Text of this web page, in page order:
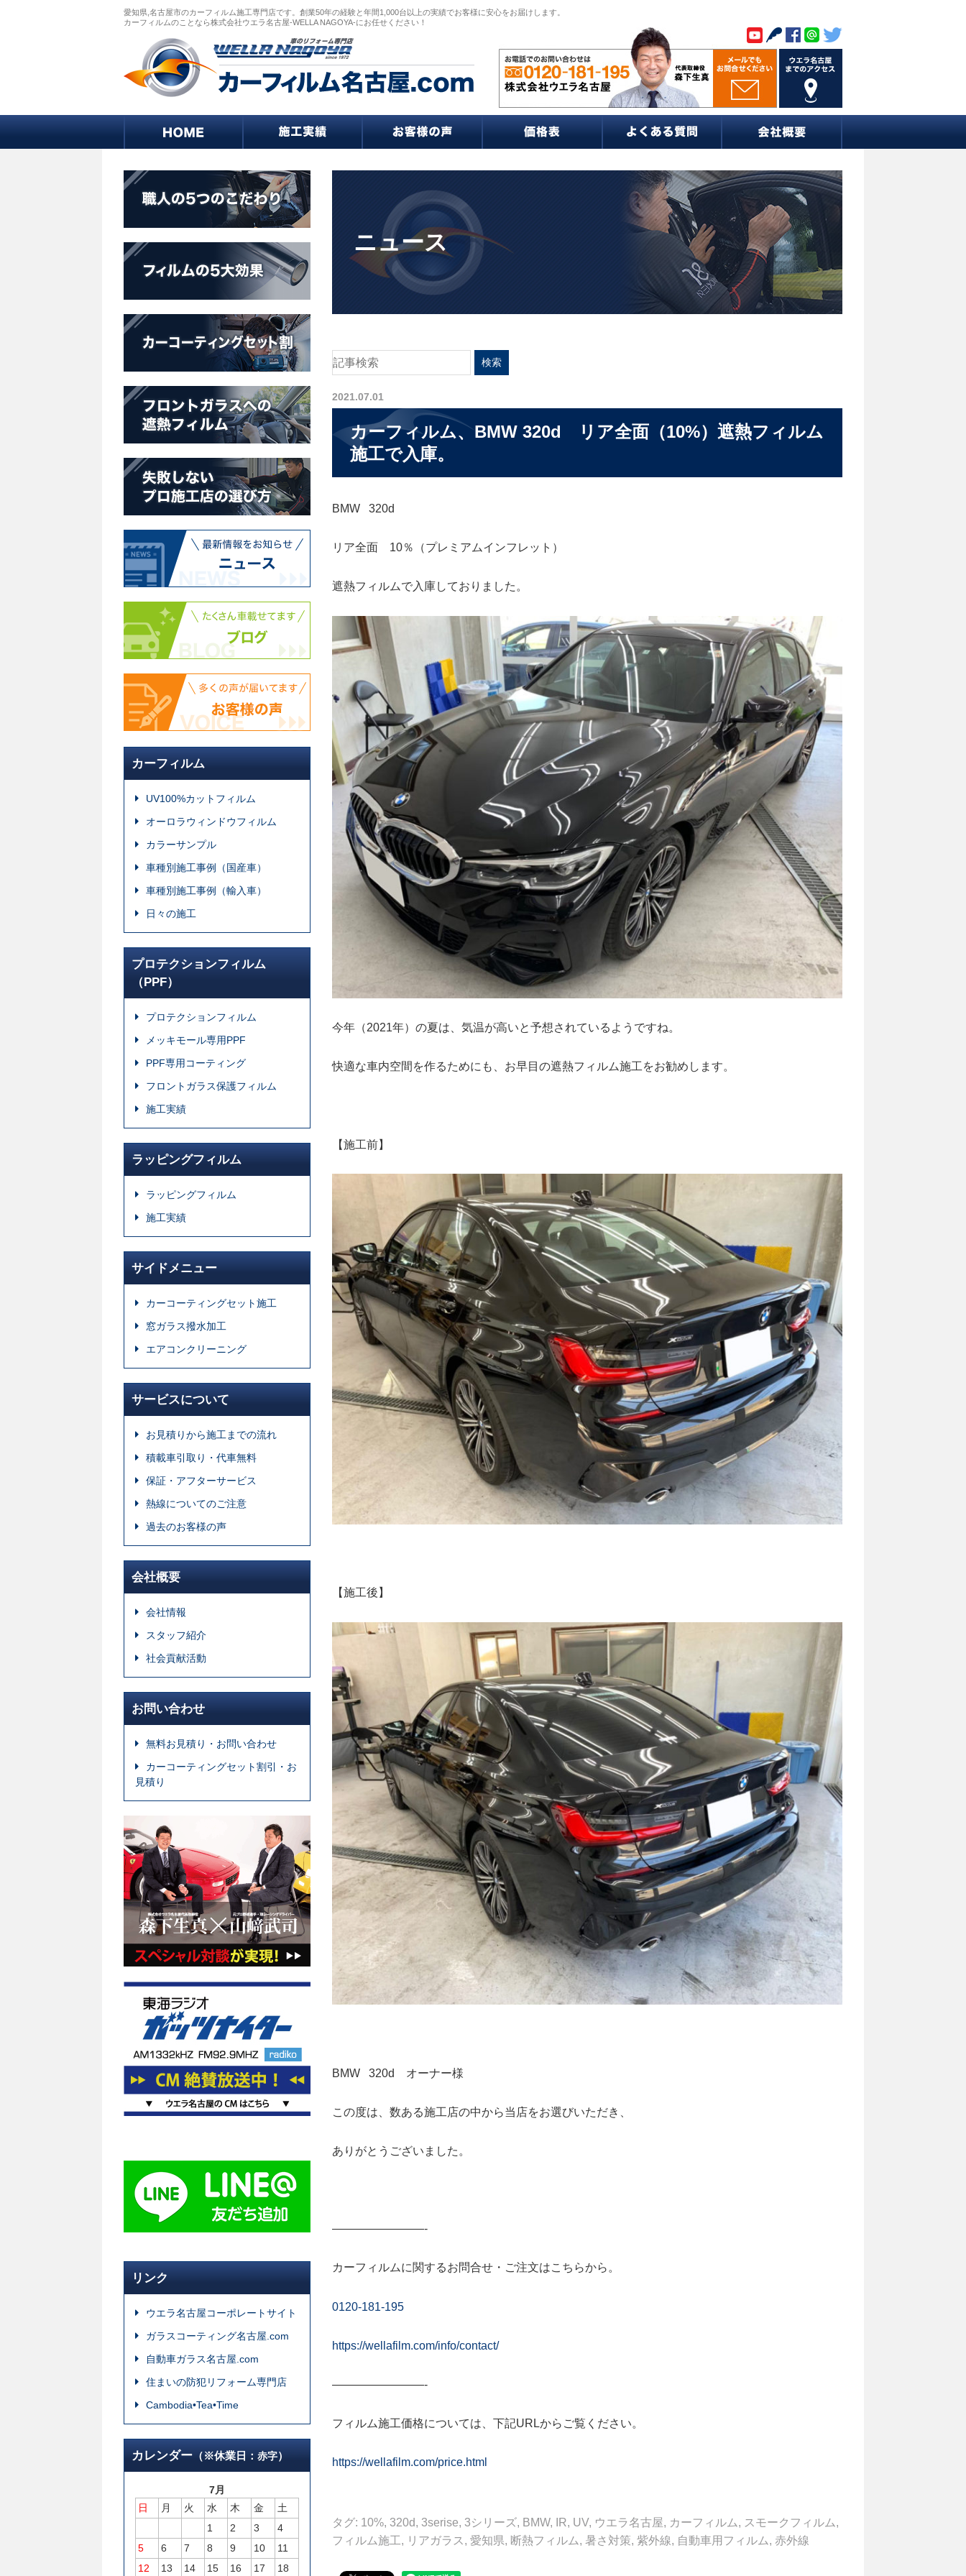
愛知県,名古屋市のカーフィルム施工専門店です。創業50年の経験と年間1,000台以上の実績でお客様に安心をお届けします。
カーフィルムのことなら株式会社ウエラ名古屋-WELLA NAGOYA-にお任せください！
ニュース
2021.07.01
カーフィルム、BMW 320d リア全面（10%）遮熱フィルム
施工で入庫。
BMW 320d
リア全面 10％（プレミアムインフレット）
遮熱フィルムで入庫しておりました。
今年（2021年）の夏は、気温が高いと予想されているようですね。
快適な車内空間を作るためにも、お早目の遮熱フィルム施工をお勧めします。
【施工前】
【施工後】
BMW 320d オーナー様
この度は、数ある施工店の中から当店をお選びいただき、
ありがとうございました。
————————-
カーフィルムに関するお問合せ・ご注文はこちらから。
0120-181-195
https://wellafilm.com/info/contact/
————————-
フィルム施工価格については、下記URLからご覧ください。
https://wellafilm.com/price.html
タグ: 10%, 320d, 3serise, 3シリーズ, BMW, IR, UV, ウエラ名古屋, カーフィルム, スモークフィルム,
フィルム施工, リアガラス , 愛知県, 断熱フィルム, 暑さ対策, 紫外線, 自動車用フィルム, 赤外線
カーフィルム
UV100%カットフィルム
オーロラウィンドウフィルム
カラーサンプル
車種別施工事例（国産車）
車種別施工事例（輸入車）
日々の施工
プロテクションフィルム
（PPF）
プロテクションフィルム
メッキモール専用PPF
PPF専用コーティング
フロントガラス保護フィルム
施工実績
ラッピングフィルム
ラッピングフィルム
施工実績
サイドメニュー
カーコーティングセット施工
窓ガラス撥水加工
エアコンクリーニング
サービスについて
お見積りから施工までの流れ
積載車引取り・代車無料
保証・アフターサービス
熱線についてのご注意
過去のお客様の声
会社概要
会社情報
スタッフ紹介
社会貢献活動
お問い合わせ
無料お見積り・お問い合わせ
カーコーティングセット割引・お
見積り
リンク
ウエラ名古屋コーポレートサイト
ガラスコーティング名古屋.com
自動車ガラス名古屋.com
住まいの防犯リフォーム専門店
Cambodia•Tea•Time
カレンダー （※休業日： 赤字）
7月
日
月 火 水 木 金
土
1
2 3
4
5
6 7 8 9 10
11
12
13 14 15 16 17 18